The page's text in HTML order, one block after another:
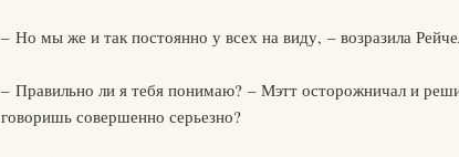
– Но мы же и так постоянно у всех на виду, – возразила
– Правильно ли я тебя понимаю? – Мэтт осторожничал и
говоришь совершенно серьезно?